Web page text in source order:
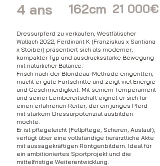
4 ans 162cm 21 000€
Dressurpferd zu verkaufen, Westfälischer
Wallach 2022, Ferdinant K (Franziskus x Santiana
x Stoiber) präsentiert sich als moderner,
kompakter Typ und ausdrucksstarke Bewegung
mit natürlicher Balance.
Frisch nach der Blondeau-Methode eingeritten,
macht er gute Fortschritte und zeigt viel Energie
und Geschmeidigkeit. Mit seinem Temperament
und seiner Lernbereitschaft eignet er sich für
einen erfahrenen Reiter, der ein junges Pferd
mit starkem Dressurpotenzial ausbilden
möchte.
Er ist pflegeleicht (Fellpflege, Scheren, Auslauf),
verfügt über eine vollständige tierärztliche Akte
mit aussagekräftigen Röntgenbildern. Ideal für
ein ambitioniertes Sportprojekt und die
mittelfristige Weiterentwicklung.